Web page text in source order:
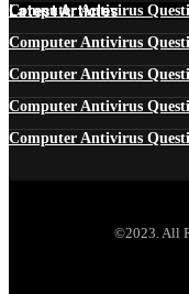
Latest Articles
Computer Antivirus
Computer Antivirus
Computer Antivirus
Computer Antivirus
Computer Antivirus
©2023. All